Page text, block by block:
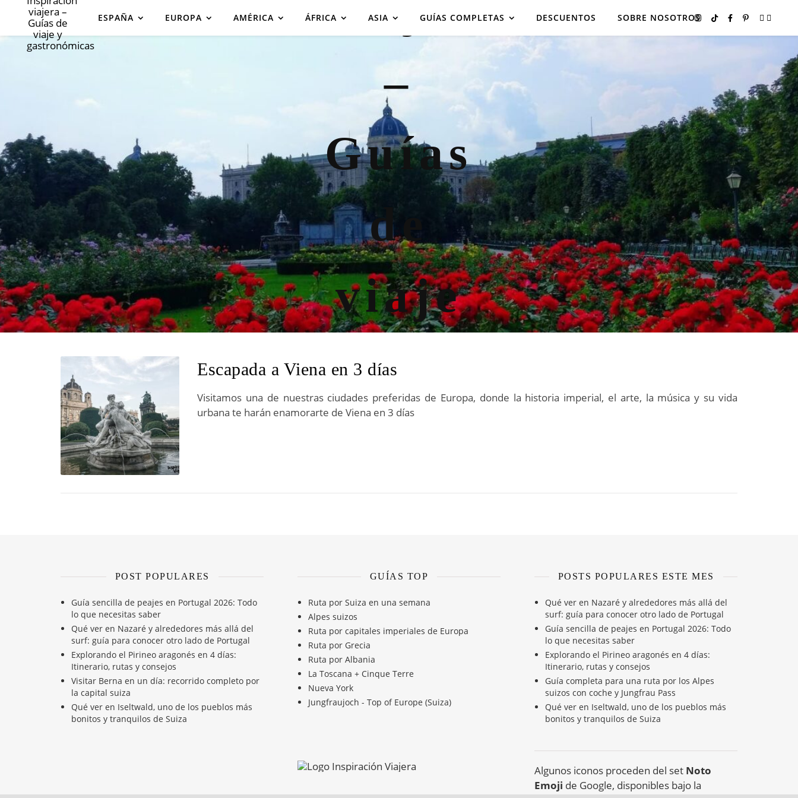
ESPAÑA EUROPA AMÉRICA ÁFRICA ASIA GUÍAS COMPLETAS DESCUENTOS SOBRE NOSOTROS
Escapada a Viena en 3 días
Visitamos una de nuestras ciudades preferidas de Europa, donde la historia imperial, el arte, la música y su vida
urbana te harán enamorarte de Viena en 3 días
POST POPULARES
Guía sencilla de peajes en Portugal 2026: Todo
lo que necesitas saber
Qué ver en Nazaré y alrededores más allá del
surf: guía para conocer otro lado de Portugal
Explorando el Pirineo aragonés en 4 días:
Itinerario, rutas y consejos
Visitar Berna en un día: recorrido completo por
la capital suiza
Qué ver en Iseltwald, uno de los pueblos más
bonitos y tranquilos de Suiza
GUÍAS TOP
Ruta por Suiza en una semana
Alpes suizos
Ruta por capitales imperiales de Europa
Ruta por Grecia
Ruta por Albania
La Toscana + Cinque Terre
Nueva York
Jungfraujoch - Top of Europe (Suiza)
POSTS POPULARES ESTE MES
Qué ver en Nazaré y alrededores más allá del
surf: guía para conocer otro lado de Portugal
Guía sencilla de peajes en Portugal 2026: Todo
lo que necesitas saber
Explorando el Pirineo aragonés en 4 días:
Itinerario, rutas y consejos
Guía completa para una ruta por los Alpes
suizos con coche y Jungfrau Pass
Qué ver en Iseltwald, uno de los pueblos más
bonitos y tranquilos de Suiza
Algunos iconos proceden del set Noto
Emoji de Google, disponibles bajo la